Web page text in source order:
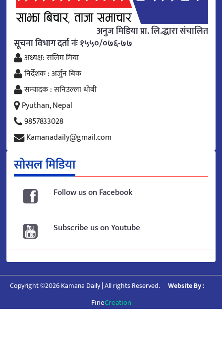
अनुज मिडिया प्रा. लि.द्धारा संचालित
सूचना विभाग दर्ता नंः १५५०/०७६-७७
अध्यक्ष: सलिम मिया
निर्देशक : अर्जुन बिक
सम्पादक : सनिउल्ला धोबी
Pyuthan, Nepal
9857833028
Kamanadaily@gmail.com
सोसल मिडिया
Follow us on Facebook
Subscribe us on Youtube
Copyright ©2026 Kamana Daily | All rights Reserved. Website By :
FineCreation